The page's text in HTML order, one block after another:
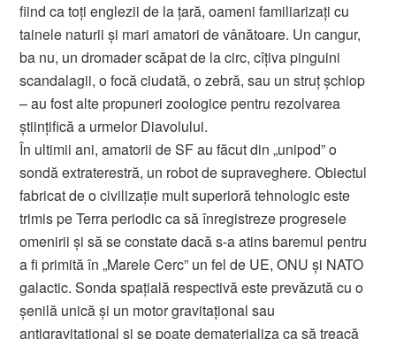
fiind ca toţi englezii de la ţară, oameni familiarizaţi cu
tainele naturii şi mari amatori de vânătoare. Un cangur,
ba nu, un dromader scăpat de la circ, cîţiva pinguini
scandalagii, o focă ciudată, o zebră, sau un struţ şchiop
– au fost alte propuneri zoologice pentru rezolvarea
ştiinţifică a urmelor Diavolului.
În ultimii ani, amatorii de SF au făcut din „unipod” o
sondă extraterestră, un robot de supraveghere. Obiectul
fabricat de o civilizaţie mult superioră tehnologic este
trimis pe Terra periodic ca să înregistreze progresele
omenirii şi să se constate dacă s-a atins baremul pentru
a fi primită în „Marele Cerc” un fel de UE, ONU şi NATO
galactic. Sonda spaţială respectivă este prevăzută cu o
şenilă unică şi un motor gravitaţional sau
antigravitaţional și se poate dematerializa ca să treacă